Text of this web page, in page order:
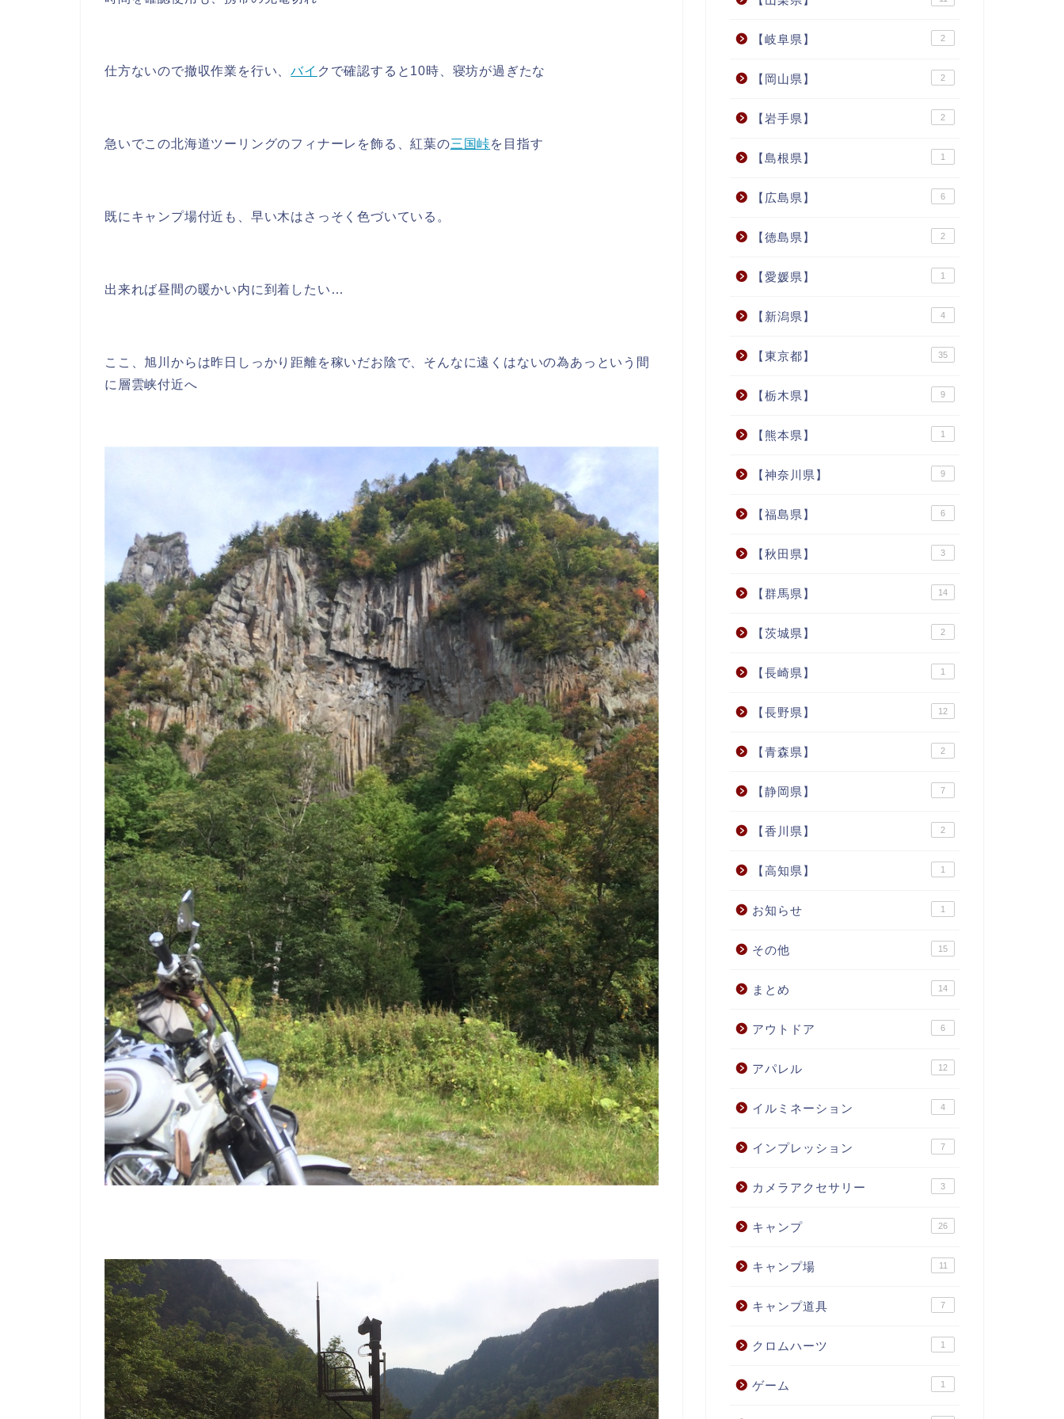
仕方ないので撤収作業を行い、バイ クで確認すると10時、寝坊が過ぎたな
急いでこの北海道ツーリングのフィナーレを飾る、紅葉の三国峠を目指す
既にキャンプ場付近も、早い木はさっそく色づいている。
出来れば昼間の暖かい内に到着したい…
ここ、旭川からは昨日しっかり距離を稼いだお陰で、そんなに遠くはないの為あっという間
に層雲峡付近へ
【岐阜県】 2
【岡山県】 2
【岩手県】 2
【島根県】 1
【広島県】 6
【徳島県】 2
【愛媛県】 1
【新潟県】 4
【東京都】 35
【栃木県】 9
【熊本県】 1
【神奈川県】 9
【福島県】 6
【秋田県】 3
【群馬県】 14
【茨城県】 2
【長崎県】 1
【長野県】 12
【青森県】 2
【静岡県】 7
【香川県】 2
【高知県】 1
お知らせ 1
その他 15
まとめ 14
アウトドア 6
アパレル 12
イルミネーション 4
インプレッション 7
カメラアクセサリー 3
キャンプ 26
キャンプ場 11
キャンプ道具 7
クロムハーツ 1
ゲーム 1